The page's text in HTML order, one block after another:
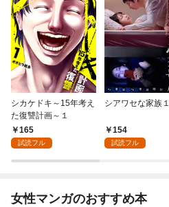
シカケドキ～15年考え
た復讐計画～１
165
試読フル
シアワセな家族１
154
試読フル
女性マンガのおすすめ本